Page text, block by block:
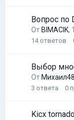
Вопрос по
От BIMACIK,
14 ответов
Выбор
От Михаил48
3 ответа 0
Kicx